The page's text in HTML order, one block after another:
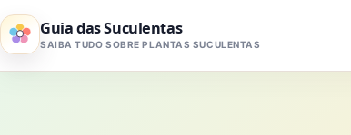
Pular para o conteúdo
Guia das Suculentas
SAIBA TUDO SOBRE PLANTAS SUCULENTAS